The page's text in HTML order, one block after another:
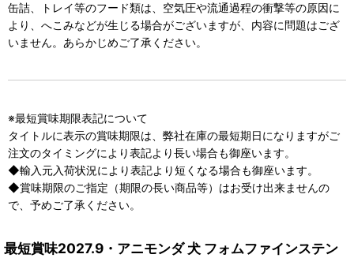
缶詰、トレイ等のフード類は、空気圧や流通過程の衝撃等の原因に
より、へこみなどが生じる場合がございますが、内容に問題はござ
いません。あらかじめご了承ください。
※最短賞味期限表記について
タイトルに表示の賞味期限は、弊社在庫の最短期日になりますがご
注文のタイミングにより表記より長い場合も御座います。
◆輸入元入荷状況により表記より短くなる場合も御座います。
◆賞味期限のご指定（期限の長い商品等）はお受け出来ませんの
で、予めご了承ください。
最短賞味2027.9・アニモンダ 犬 フォムファインステン